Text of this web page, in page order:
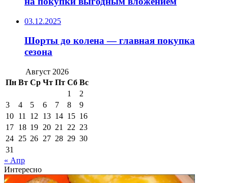
03.12.2025
Шорты до колена — главная покупка
сезона
Август 2026
Пн Вт Ср Чт Пт Сб Вс
1
2
3
4 5 6 7 8
9
10 11 12 13 14 15 16
17 18 19 20 21 22 23
24 25 26 27 28 29 30
31
« Апр
Интересно